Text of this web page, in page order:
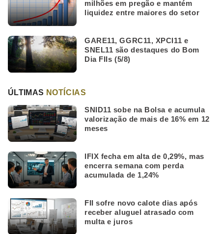
milhões em pregão e mantém
liquidez entre maiores do setor
GARE11, GGRC11, XPCI11 e
SNEL11 são destaques do Bom
Dia FIIs (5/8)
ÚLTIMAS NOTÍCIAS
SNID11 sobe na Bolsa e acumula
valorização de mais de 16% em 12
meses
IFIX fecha em alta de 0,29%, mas
encerra semana com perda
acumulada de 1,24%
FII sofre novo calote dias após
receber aluguel atrasado com
multa e juros